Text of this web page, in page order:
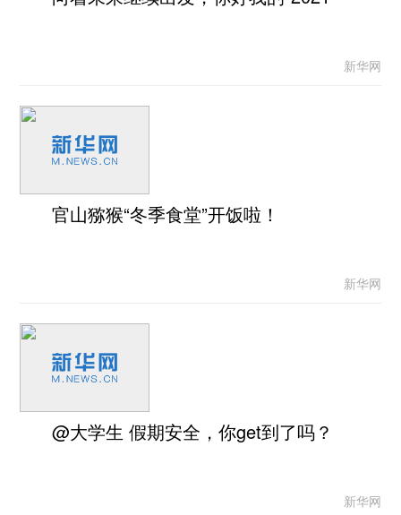
新华网
官山猕猴“冬季食堂”开饭啦！
新华网
@大学生 假期安全，你get到了吗？
新华网